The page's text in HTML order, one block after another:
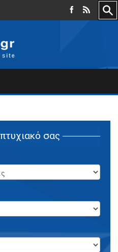
σας